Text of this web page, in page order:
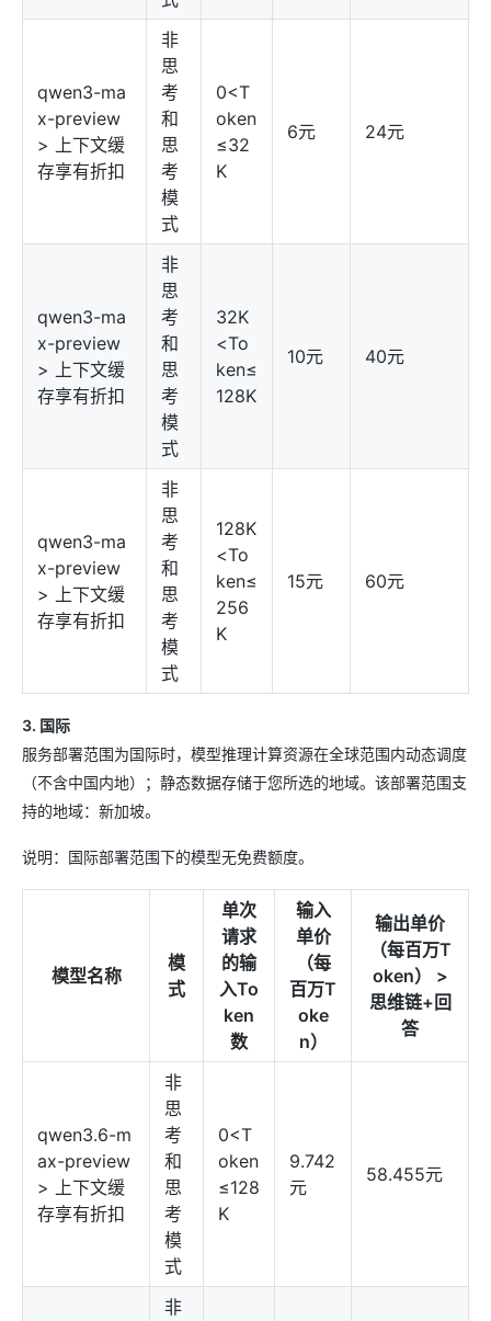
qwen3-ma
x-preview
> 上下文缓
存享有折扣
非
思
考
和
思
考
模
式
0<T
oken
≤32
K
6元 24元
qwen3-ma
x-preview
> 上下文缓
存享有折扣
非
思
考
和
思
考
模
式
32K
<To
ken≤
128K
10元 40元
qwen3-ma
x-preview
> 上下文缓
存享有折扣
非
思
考
和
思
考
模
式
128K
<To
ken≤
256
K
15元 60元
3. 国际
服务部署范围为国际时，模型推理计算资源在全球范围内动态调度
（不含中国内地）；静态数据存储于您所选的地域。该部署范围支
持的地域：新加坡。
说明：国际部署范围下的模型无免费额度。
模型名称
模
式
单次
请求
的输
入To
ken
数
输入
单价
（每
百万T
oke
n）
输出单价
（每百万T
oken） >
思维链+回
答
qwen3.6-m
ax-preview
> 上下文缓
存享有折扣
非
思
考
和
思
考
模
式
0<T
oken
≤128
K
9.742
元
58.455元
非